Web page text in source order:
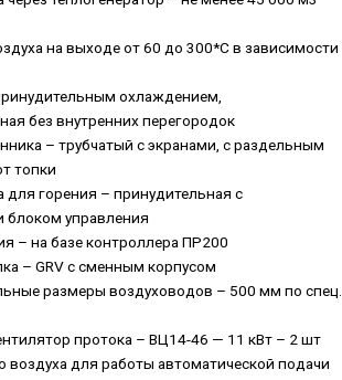
на выходе от 60 до 300*С в зависимости
охлаждением,
без внутренних перегородок
– трубчатый с экранами, с раздельным
топки
для горения – принудительная с
блоком управления
– на базе контроллера ПР200
– GRV с сменным корпусом
размеры воздуховодов – 500 мм по спец.
протока – ВЦ14-46 — 11 кВт – 2 шт
воздуха для работы автоматической подачи